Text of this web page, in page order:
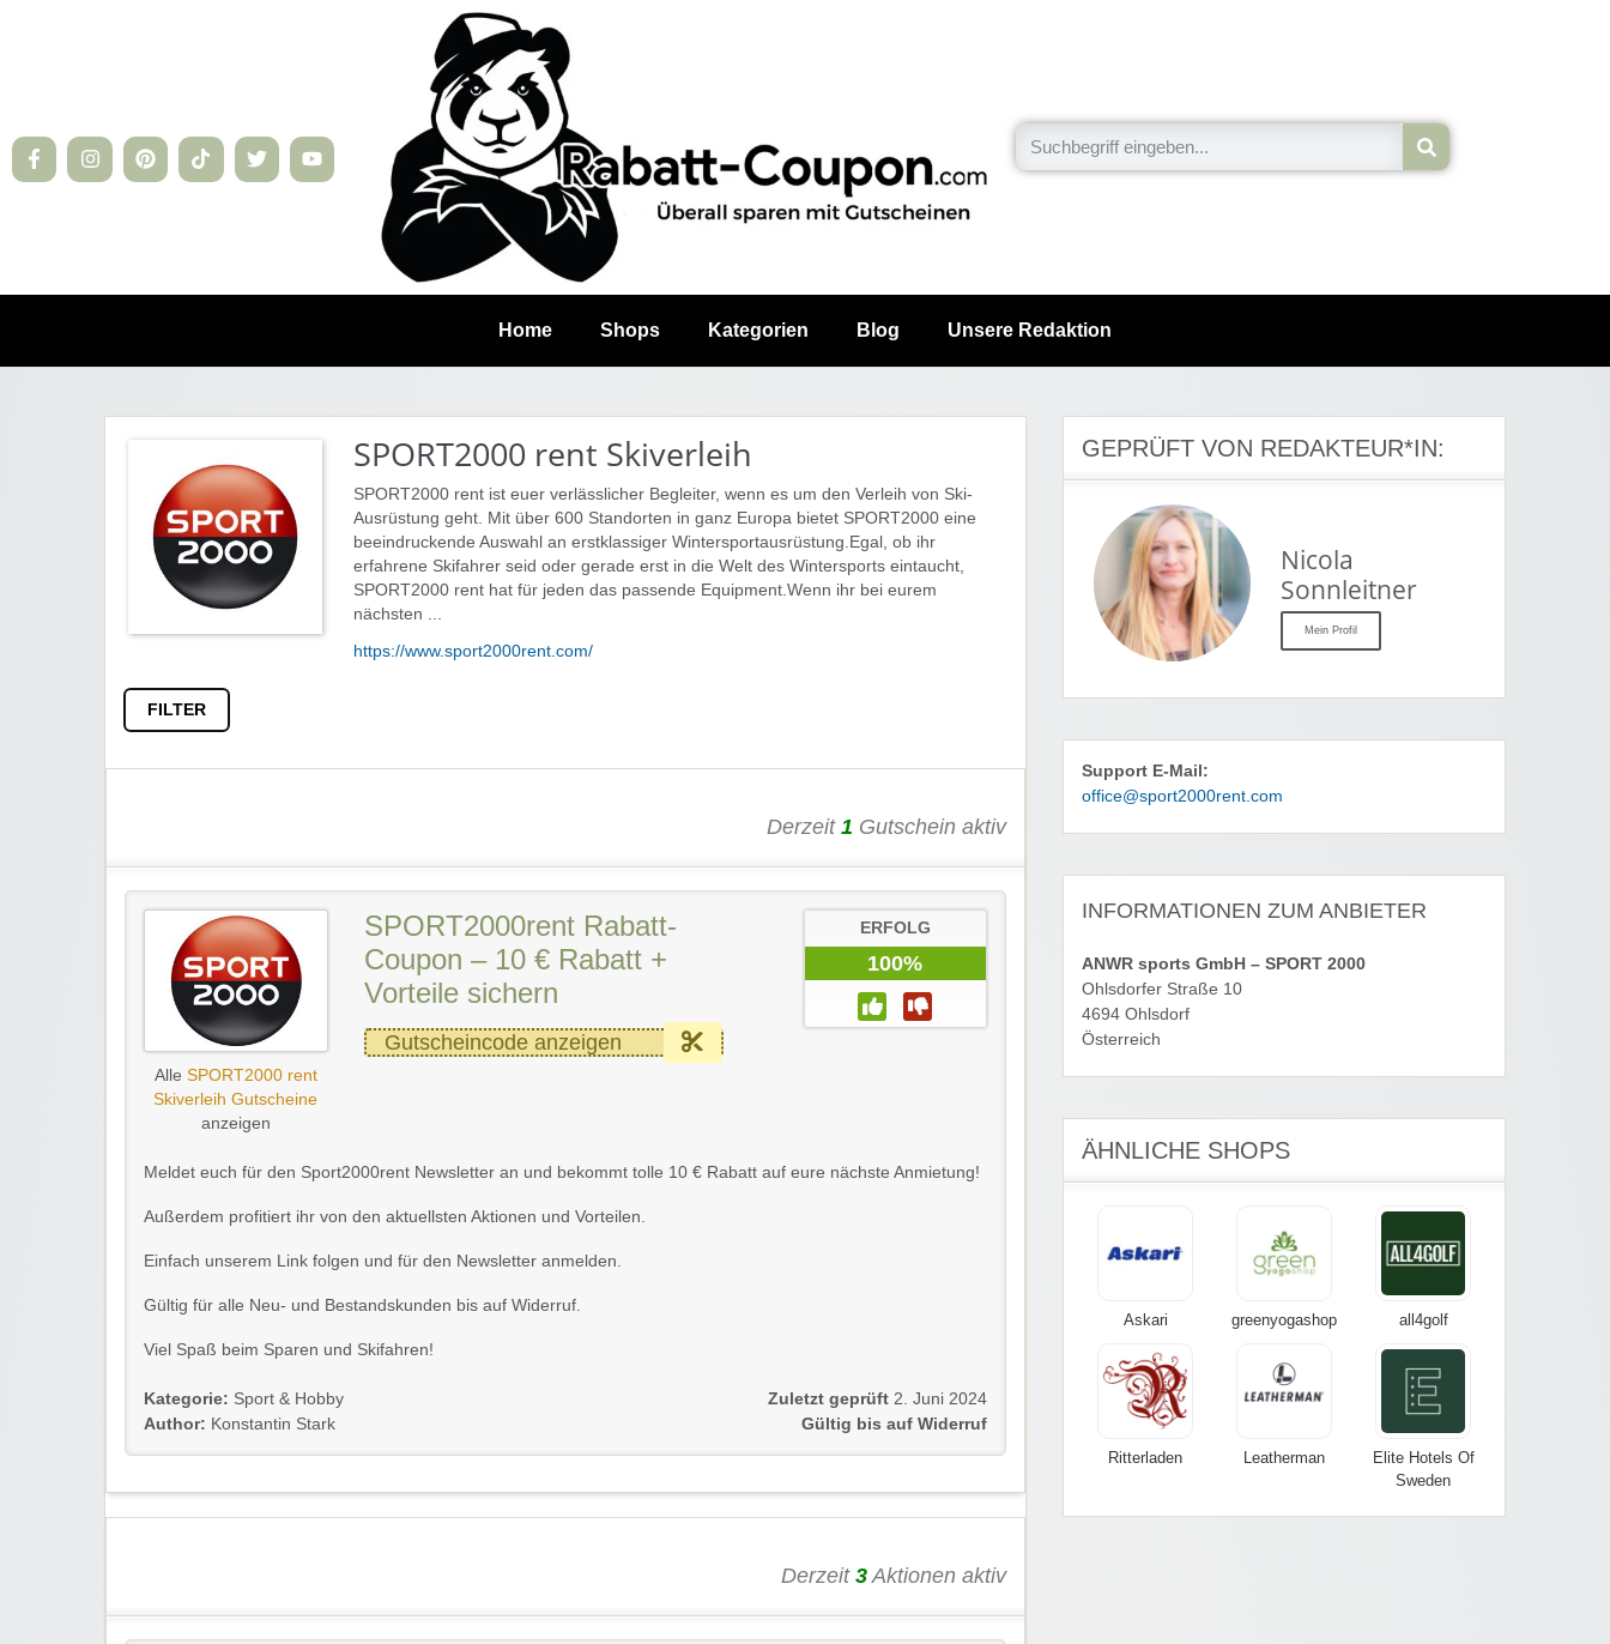
Home Shops Kategorien Blog Unsere Redaktion
SPORT2000 rent Skiverleih
SPORT2000 rent ist euer verlässlicher Begleiter, wenn es um den Verleih von Ski-
Ausrüstung geht. Mit über 600 Standorten in ganz Europa bietet SPORT2000 eine
beeindruckende Auswahl an erstklassiger Wintersportausrüstung.Egal, ob ihr
erfahrene Skifahrer seid oder gerade erst in die Welt des Wintersports eintaucht,
SPORT2000 rent hat für jeden das passende Equipment.Wenn ihr bei eurem
nächsten ...
https://www.sport2000rent.com/
FILTER
Derzeit 1 Gutschein aktiv
Alle SPORT2000 rent
Skiverleih Gutscheine
anzeigen
SPORT2000rent Rabatt-
Coupon – 10 € Rabatt +
Vorteile sichern
Gutscheincode anzeigen
ERFOLG
100%
Meldet euch für den Sport2000rent Newsletter an und bekommt tolle 10 € Rabatt auf eure nächste Anmietung!
Außerdem profitiert ihr von den aktuellsten Aktionen und Vorteilen.
Einfach unserem Link folgen und für den Newsletter anmelden.
Gültig für alle Neu- und Bestandskunden bis auf Widerruf.
Viel Spaß beim Sparen und Skifahren!
Kategorie: Sport & Hobby
Author: Konstantin Stark
Zuletzt geprüft 2. Juni 2024
Gültig bis auf Widerruf
Derzeit 3Aktionen aktiv
GEPRÜFT VON REDAKTEUR*IN:
Nicola
Sonnleitner
Mein Profil
Support E-Mail:
office@sport2000rent.com
INFORMATIONEN ZUM ANBIETER
ANWR sports GmbH – SPORT 2000
Ohlsdorfer Straße 10
4694 Ohlsdorf
Österreich
ÄHNLICHE SHOPS
Askari greenyogashop all4golf
Ritterladen Leatherman
Elite Hotels Of
Sweden